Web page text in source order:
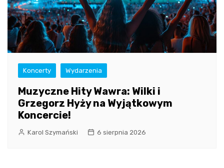
Koncerty Wydarzenia
Muzyczne Hity Wawra: Wilki i
Grzegorz Hyży na Wyjątkowym
Koncercie!
Karol Szymański 6 sierpnia 2026